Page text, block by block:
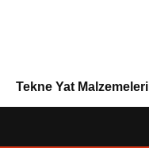
Tekne Yat Malzemeleri